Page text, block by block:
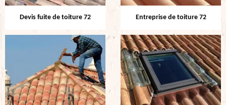
Devis fuite de toiture 72 Entreprise de toiture 72